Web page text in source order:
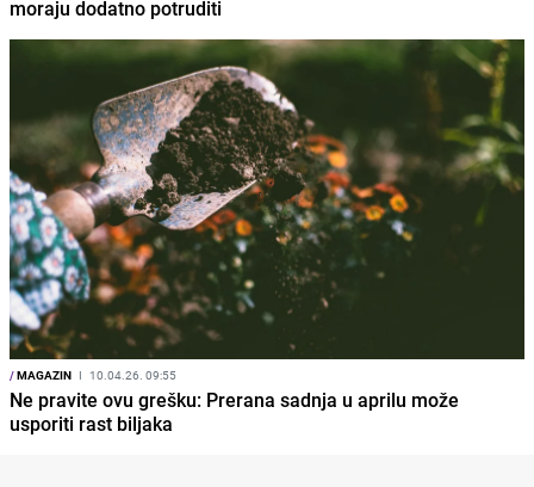
moraju dodatno potruditi
/MAGAZIN I 10.04.26. 09:55
Ne pravite ovu grešku: Prerana sadnja u aprilu može
usporiti rast biljaka